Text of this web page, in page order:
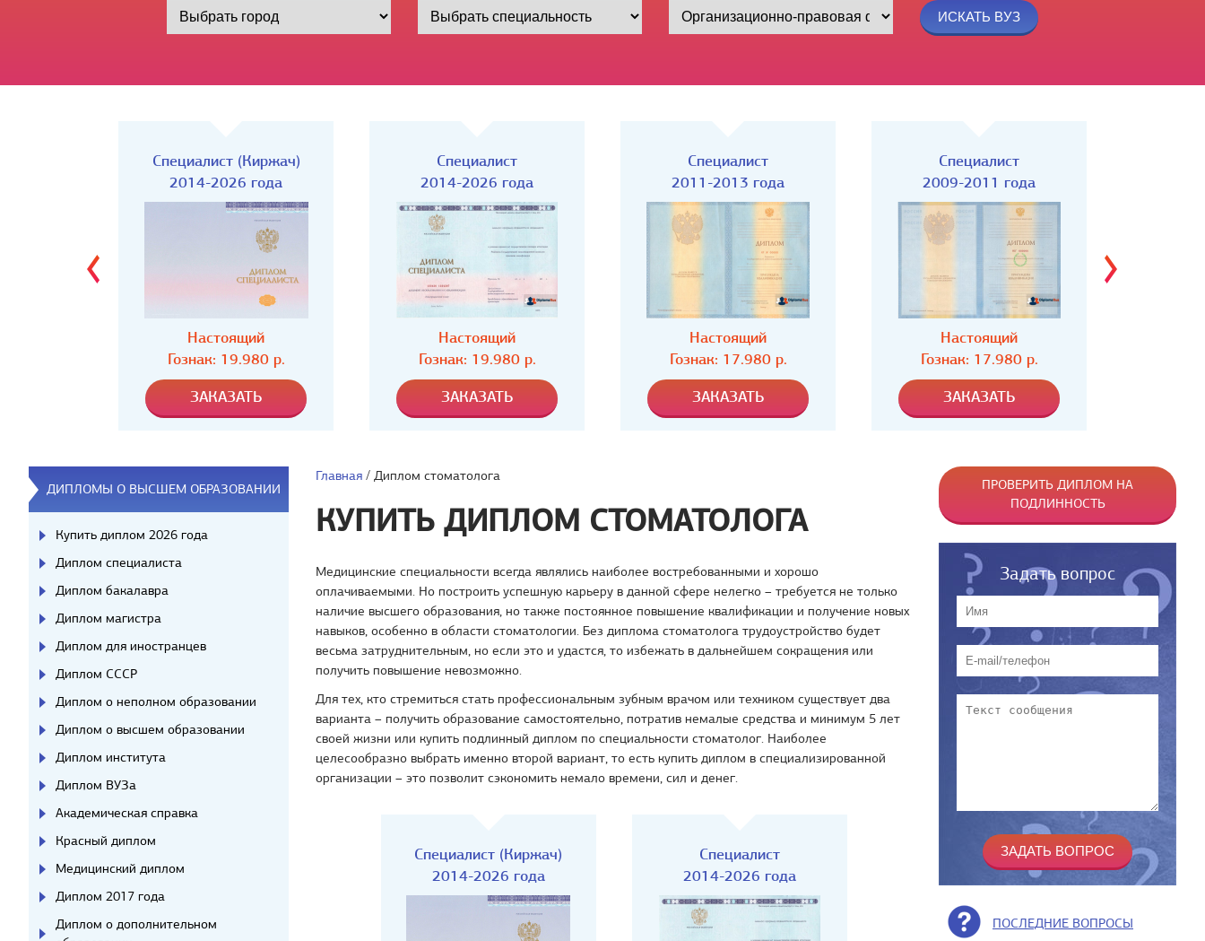
Специалист
2014-2026 года
Настоящий
Гознак: 19.980 р.
Специалист
2011-2013 года
Настоящий
Гознак: 17.980 р.
Специалист
2009-2011 года
Настоящий
Гознак: 17.980 р.
Специалист
2004-2008 года
Настоящий
Гознак: 16.980 р.
Главная / Диплом стоматолога
КУПИТЬ ДИПЛОМ СТОМАТОЛОГА
Медицинские специальности всегда являлись наиболее востребованными и хорошо
оплачиваемыми. Но построить успешную карьеру в данной сфере нелегко – требуется не только
наличие высшего образования, но также постоянное повышение квалификации и получение новых
навыков, особенно в области стоматологии. Без диплома стоматолога трудоустройство будет
весьма затруднительным, но если это и удастся, то избежать в дальнейшем сокращения или
получить повышение невозможно.
Для тех, кто стремиться стать профессиональным зубным врачом или техником существует два
варианта – получить образование самостоятельно, потратив немалые средства и минимум 5 лет
своей жизни или купить подлинный диплом по специальности стоматолог. Наиболее
целесообразно выбрать именно второй вариант, то есть купить диплом в специализированной
организации – это позволит сэкономить немало времени, сил и денег.
Специалист (Киржач)
2014-2026 года
Специалист
2014-2026 года
ДИПЛОМЫ О ВЫСШЕМ ОБРАЗОВАНИИ
Купить диплом 2026 года
Диплом специалиста
Диплом бакалавра
Диплом магистра
Диплом для иностранцев
Диплом СССР
Диплом о неполном образовании
Диплом о высшем образовании
Диплом института
Диплом ВУЗа
Академическая справка
Красный диплом
Медицинский диплом
Диплом 2017 года
Диплом о дополнительном
ПРОВЕРИТЬ ДИПЛОМ НА
ПОДЛИННОСТЬ
Задать вопрос
ПОСЛЕДНИЕ ВОПРОСЫ